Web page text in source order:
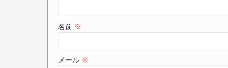
名前 ※
メール ※